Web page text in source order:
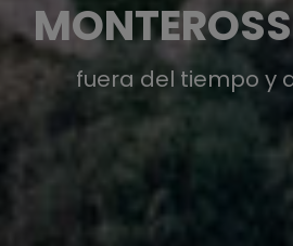
fuera del tiempo y